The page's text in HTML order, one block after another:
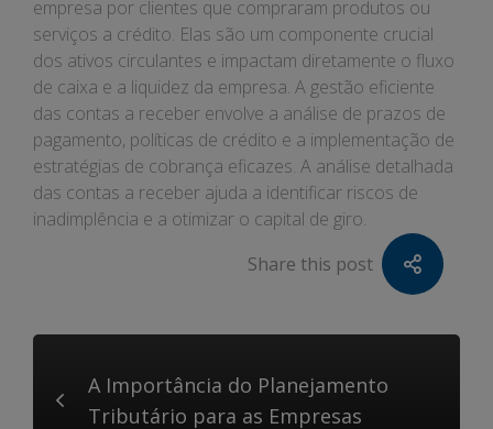
empresa por clientes que compraram produtos ou
serviços a crédito. Elas são um componente crucial
dos ativos circulantes e impactam diretamente o fluxo
de caixa e a liquidez da empresa. A gestão eficiente
das contas a receber envolve a análise de prazos de
pagamento, políticas de crédito e a implementação de
estratégias de cobrança eficazes. A análise detalhada
das contas a receber ajuda a identificar riscos de
inadimplência e a otimizar o capital de giro.
Share this post
A Importância do Planejamento
Tributário para as Empresas